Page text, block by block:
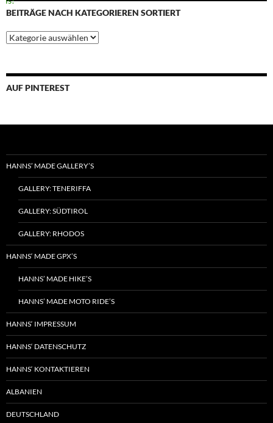
BEITRÄGE NACH KATEGORIEREN SORTIERT
Beiträge
nach
AUF PINTEREST
HANNS’ MADE GALLERY’S
GALLERY: TENERIFFA
GALLERY: SÜDTIROL
GALLERY: RHODOS
HANNS‘ MADE GPX’S
HANNS’ MADE HIKE’S
HANNS’ MADE MOTO RIDE’S
HANNS‘ IMPRESSUM
HANNS‘ DATENSCHUTZ
HANNS‘ KONTAKTIEREN
ALBANIEN
DEUTSCHLAND